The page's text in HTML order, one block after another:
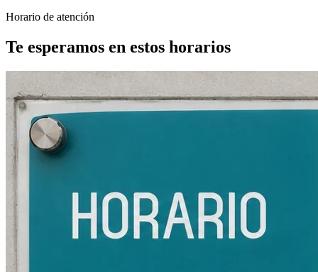
Horario de atención
Te esperamos en estos horarios